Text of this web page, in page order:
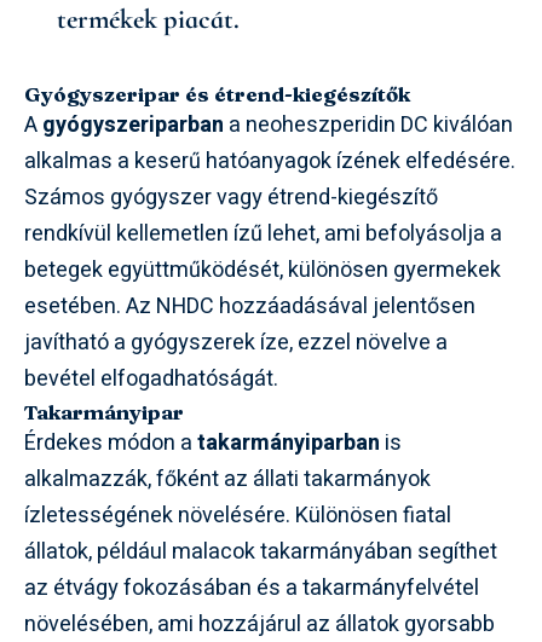
termékek piacát.
Gyógyszeripar és étrend-kiegészítők
Agyógyszeriparban a neoheszperidin DC kiválóan
alkalmas a keserű hatóanyagok ízének elfedésére.
Számos gyógyszer vagy étrend-kiegészítő
rendkívül kellemetlen ízű lehet, ami befolyásolja a
betegek együttműködését, különösen gyermekek
esetében. Az NHDC hozzáadásával jelentősen
javítható a gyógyszerek íze, ezzel növelve a
bevétel elfogadhatóságát.
Takarmányipar
Érdekes módon atakarmányiparban is
alkalmazzák, főként az állati takarmányok
ízletességének növelésére. Különösen fiatal
állatok, például malacok takarmányában segíthet
az étvágy fokozásában és a takarmányfelvétel
növelésében, ami hozzájárul az állatok gyorsabb